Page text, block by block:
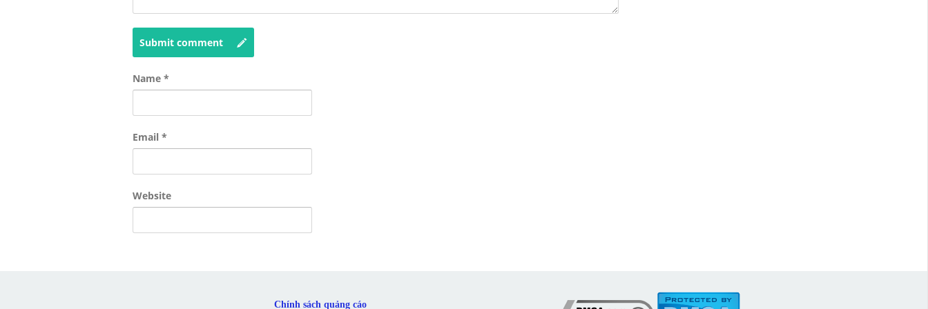
Submit comment
Name *
Email *
Website
Chính sách quảng cáo